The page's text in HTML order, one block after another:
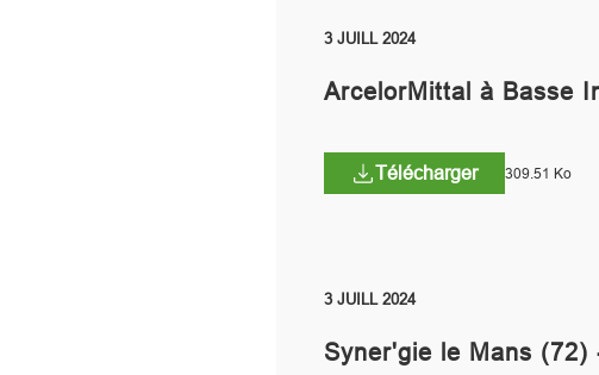
3 JUILL 2024
ArcelorMittal à Basse
Télécharger 309.51 Ko
3 JUILL 2024
Syner'gie le Mans (72)